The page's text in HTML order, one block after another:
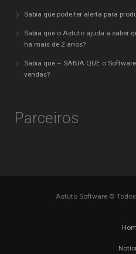
Sabia que pode ter alerta para
Sabia que o Astuto ajuda a saber
há mais de 2 anos?
Sabia que – SABIA QUE o
vendas?
Parceiros
Astuto Software ©